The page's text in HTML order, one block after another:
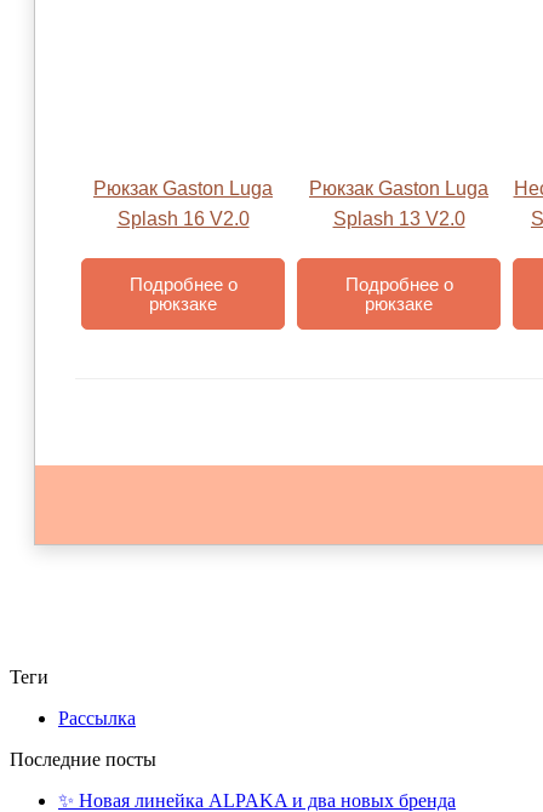
Рюкзак Gaston Luga
Splash 16 V2.0
Подробнее о
рюкзаке
Рюкзак Gaston Luga
Splash 13 V2.0
Подробнее о
рюкзаке
Теги
Рассылка
Последние посты
✨ Новая линейка ALPAKA и два новых бренда